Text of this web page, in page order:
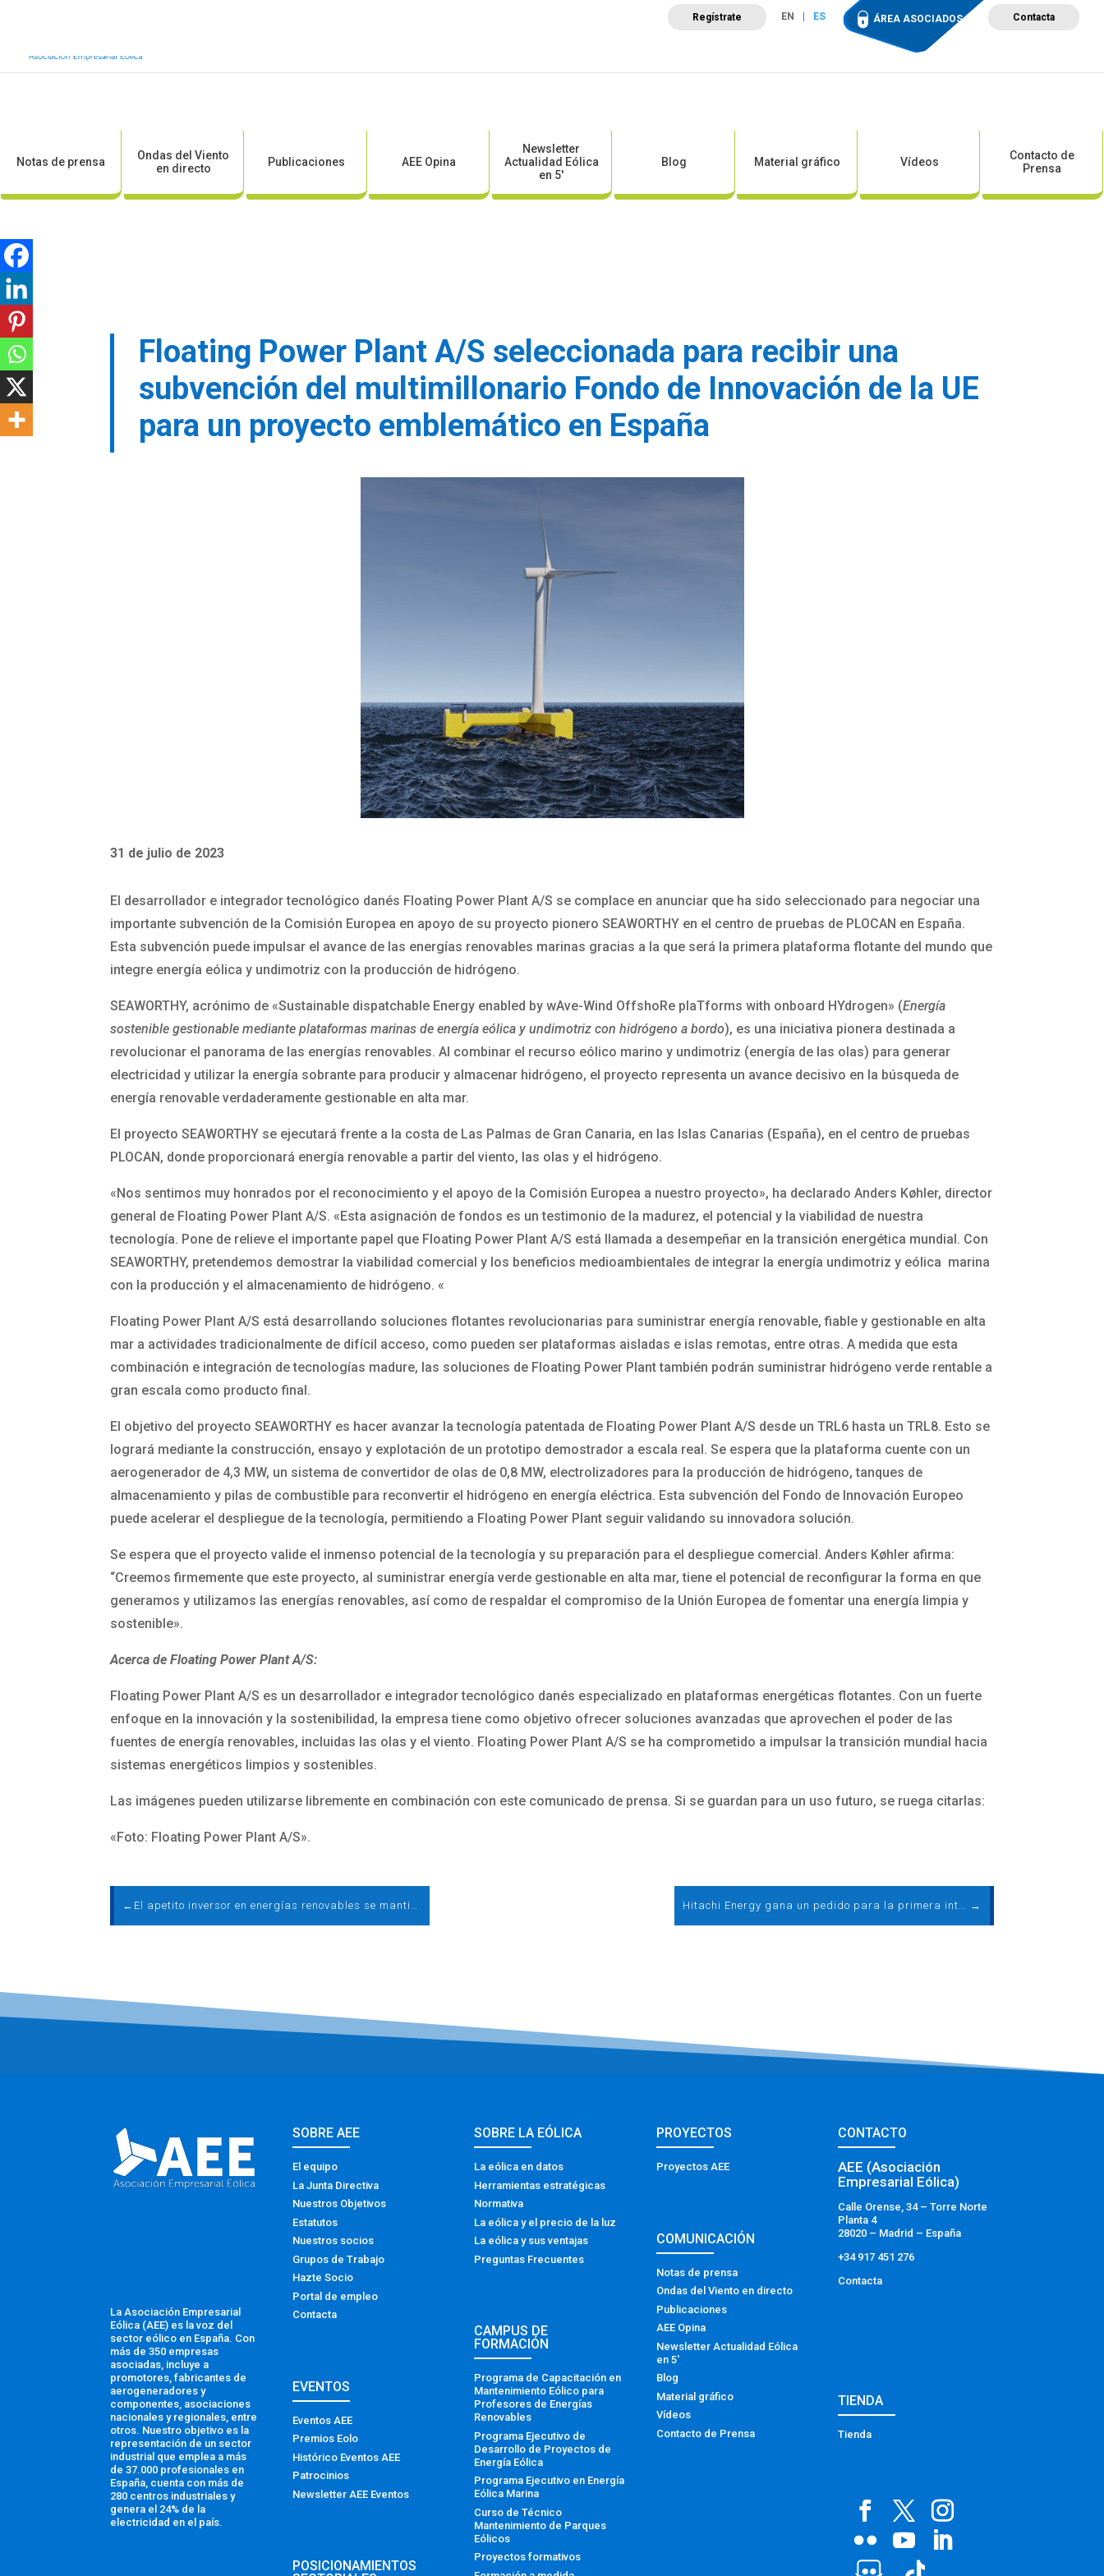
Regístrate EN ES ÁREA ASOCIADOS Contacta
Campus de Formación
Notas de prensa
Ondas del Viento
en directo
Publicaciones AEE Opina
Newsletter
Actualidad Eólica
en 5′
Blog Material gráfico Vídeos
Contacto de
Prensa
Floating Power Plant A/S seleccionada para recibir una
subvención del multimillonario Fondo de Innovación de la UE
para un proyecto emblemático en España
31 de julio de 2023
El desarrollador e integrador tecnológico danés Floating Power Plant A/S se complace en anunciar que ha sido seleccionado para negociar una
importante subvención de la Comisión Europea en apoyo de su proyecto pionero SEAWORTHY en el centro de pruebas de PLOCAN en España.
Esta subvención puede impulsar el avance de las energías renovables marinas gracias a la que será la primera plataforma flotante del mundo que
integre energía eólica y undimotriz con la producción de hidrógeno.
SEAWORTHY, acrónimo de «Sustainable dispatchable Energy enabled by wAve-Wind OffshoRe plaTforms with onboard HYdrogen» (Energía
sostenible gestionable mediante plataformas marinas de energía eólica y undimotriz con hidrógeno a bordo), es una iniciativa pionera destinada a
revolucionar el panorama de las energías renovables. Al combinar el recurso eólico marino y undimotriz (energía de las olas) para generar
electricidad y utilizar la energía sobrante para producir y almacenar hidrógeno, el proyecto representa un avance decisivo en la búsqueda de
energía renovable verdaderamente gestionable en alta mar.
El proyecto SEAWORTHY se ejecutará frente a la costa de Las Palmas de Gran Canaria, en las Islas Canarias (España), en el centro de pruebas
PLOCAN, donde proporcionará energía renovable a partir del viento, las olas y el hidrógeno.
«Nos sentimos muy honrados por el reconocimiento y el apoyo de la Comisión Europea a nuestro proyecto», ha declarado Anders Køhler, director
general de Floating Power Plant A/S. «Esta asignación de fondos es un testimonio de la madurez, el potencial y la viabilidad de nuestra
tecnología. Pone de relieve el importante papel que Floating Power Plant A/S está llamada a desempeñar en la transición energética mundial. Con
SEAWORTHY, pretendemos demostrar la viabilidad comercial y los beneficios medioambientales de integrar la energía undimotriz y eólica marina
con la producción y el almacenamiento de hidrógeno. «
Floating Power Plant A/S está desarrollando soluciones flotantes revolucionarias para suministrar energía renovable, fiable y gestionable en alta
mar a actividades tradicionalmente de difícil acceso, como pueden ser plataformas aisladas e islas remotas, entre otras. A medida que esta
combinación e integración de tecnologías madure, las soluciones de Floating Power Plant también podrán suministrar hidrógeno verde rentable a
gran escala como producto final.
El objetivo del proyecto SEAWORTHY es hacer avanzar la tecnología patentada de Floating Power Plant A/S desde un TRL6 hasta un TRL8. Esto se
logrará mediante la construcción, ensayo y explotación de un prototipo demostrador a escala real. Se espera que la plataforma cuente con un
aerogenerador de 4,3 MW, un sistema de convertidor de olas de 0,8 MW, electrolizadores para la producción de hidrógeno, tanques de
almacenamiento y pilas de combustible para reconvertir el hidrógeno en energía eléctrica. Esta subvención del Fondo de Innovación Europeo
puede acelerar el despliegue de la tecnología, permitiendo a Floating Power Plant seguir validando su innovadora solución.
Se espera que el proyecto valide el inmenso potencial de la tecnología y su preparación para el despliegue comercial. Anders Køhler afirma:
“Creemos firmemente que este proyecto, al suministrar energía verde gestionable en alta mar, tiene el potencial de reconfigurar la forma en que
generamos y utilizamos las energías renovables, así como de respaldar el compromiso de la Unión Europea de fomentar una energía limpia y
sostenible».
Acerca de Floating Power Plant A/S:
Floating Power Plant A/S es un desarrollador e integrador tecnológico danés especializado en plataformas energéticas flotantes. Con un fuerte
enfoque en la innovación y la sostenibilidad, la empresa tiene como objetivo ofrecer soluciones avanzadas que aprovechen el poder de las
fuentes de energía renovables, incluidas las olas y el viento. Floating Power Plant A/S se ha comprometido a impulsar la transición mundial hacia
sistemas energéticos limpios y sostenibles.
Las imágenes pueden utilizarse libremente en combinación con este comunicado de prensa. Si se guardan para un uso futuro, se ruega citarlas:
«Foto: Floating Power Plant A/S».
← El apetito inversor en energías renovables se mantiene pese a la caída de los precios Hitachi Energy gana un pedido para la primera interconexión eléctrica submarina entre Francia y España →
La Asociación Empresarial
Eólica (AEE) es la voz del
sector eólico en España. Con
más de 350 empresas
asociadas, incluye a
promotores, fabricantes de
aerogeneradores y
componentes, asociaciones
nacionales y regionales, entre
otros. Nuestro objetivo es la
representación de un sector
industrial que emplea a más
de 37.000 profesionales en
España, cuenta con más de
280 centros industriales y
genera el 24% de la
electricidad en el país.
SOBRE AEE
El equipo
La Junta Directiva
Nuestros Objetivos
Estatutos
Nuestros socios
Grupos de Trabajo
Hazte Socio
Portal de empleo
Contacta
EVENTOS
Eventos AEE
Premios Eolo
Histórico Eventos AEE
Patrocinios
Newsletter AEE Eventos
POSICIONAMIENTOS
SOBRE LA EÓLICA
La eólica en datos
Herramientas estratégicas
Normativa
La eólica y el precio de la luz
La eólica y sus ventajas
Preguntas Frecuentes
CAMPUS DE
FORMACIÓN
Programa de Capacitación en
Mantenimiento Eólico para
Profesores de Energías
Renovables
Programa Ejecutivo de
Desarrollo de Proyectos de
Energía Eólica
Programa Ejecutivo en Energía
Eólica Marina
Curso de Técnico
Mantenimiento de Parques
Eólicos
Proyectos formativos
PROYECTOS
Proyectos AEE
COMUNICACIÓN
Notas de prensa
Ondas del Viento en directo
Publicaciones
AEE Opina
Newsletter Actualidad Eólica
en 5′
Blog
Material gráfico
Vídeos
Contacto de Prensa
CONTACTO
AEE (Asociación
Empresarial Eólica)
Calle Orense, 34 – Torre Norte
Planta 4
28020 – Madrid – España
+34 917 451 276
Contacta
TIENDA
Tienda